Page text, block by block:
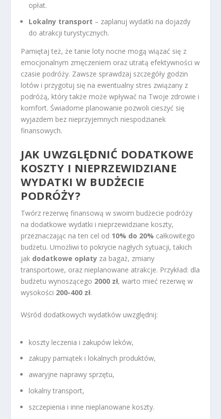
opłat.
Lokalny transport – zaplanuj wydatki na dojazdy
do atrakcji turystycznych.
Pamiętaj też, że tanie loty nocne mogą wiązać się z
emocjonalnym zmęczeniem oraz utratą efektywności w
czasie podróży. Zawsze sprawdzaj szczegóły godzin
lotów i przygotuj się na ewentualny stres związany z
podróżą, który także może wpływać na Twoje zdrowie i
komfort. Świadome planowanie pozwoli cieszyć się
wyjazdem bez nieprzyjemnych niespodzianek
finansowych.
JAK UWZGLĘDNIĆ DODATKOWE
KOSZTY I NIEPRZEWIDZIANE
WYDATKI W BUDŻECIE
PODRÓŻY?
Twórz rezerwę finansową w swoim budżecie podróży
na dodatkowe wydatki i nieprzewidziane koszty,
przeznaczając na ten cel od 10% do 20% całkowitego
budżetu. Umożliwi to pokrycie nagłych sytuacji, takich
jak dodatkowe opłaty za bagaż, zmiany
transportowe, oraz nieplanowane atrakcje. Przykład: dla
budżetu wynoszącego 2000 zł, warto mieć rezerwę w
wysokości 200-400 zł.
Wśród dodatkowych wydatków uwzględnij:
koszty leczenia i zakupów leków,
zakupy pamiątek i lokalnych produktów,
awaryjne naprawy sprzętu,
lokalny transport,
szczepienia i inne nieplanowane koszty.